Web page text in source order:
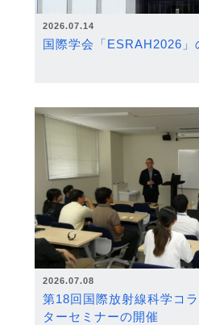
2026.07.14
国際学会「ESRAH2026」
2026.07.08
第18回国際放射線科学コ
ターセミナーの開催